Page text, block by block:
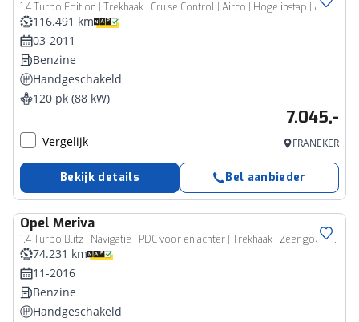
1.4 Turbo Edition | Trekhaak | Cruise Control | Airco | Hoge instap | Lichtmetalen velgen
116.491 km
03-2011
Benzine
Handgeschakeld
120 pk (88 kW)
7.045,-
Vergelijk FRANEKER
Bekijk details Bel aanbieder
Opel Meriva
1.4 Turbo Blitz | Navigatie | PDC voor en achter | Trekhaak | Zeer goed onderhouden auto van 1e eigenaar | NAP
74.231 km
11-2016
Benzine
Handgeschakeld